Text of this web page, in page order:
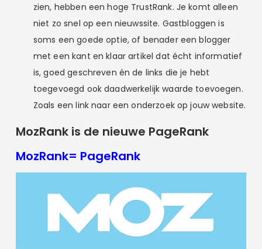
zien, hebben een hoge TrustRank. Je komt alleen
niet zo snel op een nieuwssite. Gastbloggen is
soms een goede optie, of benader een blogger
met een kant en klaar artikel dat écht informatief
is, goed geschreven én de links die je hebt
toegevoegd ook daadwerkelijk waarde toevoegen.
Zoals een link naar een onderzoek op jouw website.
MozRank is de nieuwe PageRank
MozRank= PageRank